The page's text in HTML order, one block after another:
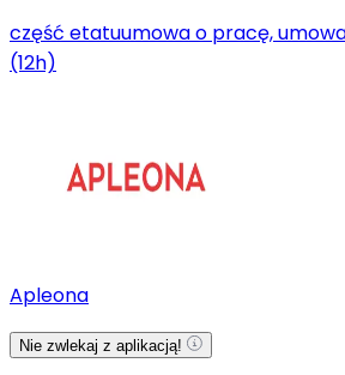
część etatuumowa o pracę,
(12h)
Apleona
Nie zwlekaj z aplikacją!